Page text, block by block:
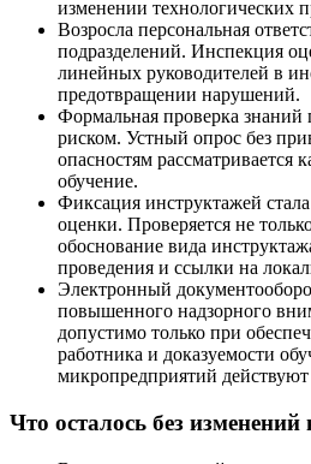
изменении технологических
Возросла персональная
подразделений. Инспекция
линейных руководителей в
предотвращении нарушений.
Формальная проверка
риском. Устный опрос без
опасностям рассматривается
обучение.
Фиксация инструктажей
оценки. Проверяется не
обоснование вида
проведения и ссылки на
Электронный
повышенного надзорного
допустимо только при
работника и доказуемости
микропредприятий
Что осталось без изменений